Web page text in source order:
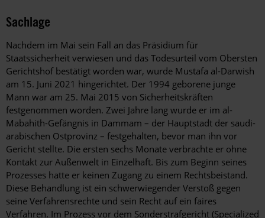
Sachlage
Nachdem im Mai sein Fall an das Präsidium für
Staatssicherheit verwiesen und das Todesurteil vom Obersten
Gerichtshof bestätigt worden war, wurde Mustafa al-Darwish
am 15. Juni 2021 hingerichtet. Der 1994 geborene junge
Mann war am 25. Mai 2015 von Sicherheitskräften
festgenommen worden. Zwei Jahre lang wurde er im al-
Mabahith-Gefängnis in Dammam – der Hauptstadt der saudi-
arabischen Ostprovinz – festgehalten, bevor man ihn vor
Gericht stellte. Die ersten sechs Monate verbrachte er ohne
Kontakt zur Außenwelt in Einzelhaft. Bis zum Beginn seines
Prozesses hatte er keinen Zugang zu einem Rechtsbeistand.
Diese Behandlung ist ein schwerwiegender Verstoß gegen
seine Verfahrensrechte und sein Recht auf ein faires
Verfahren. Im Prozess vor dem Sonderstrafgericht (Specialized